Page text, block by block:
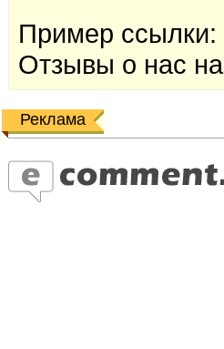
Пример ссылки:
Отзывы o наc на
Реклама